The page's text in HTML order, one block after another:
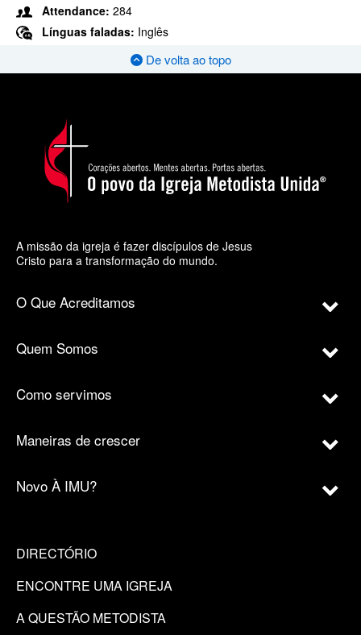
Attendance: 284
Línguas faladas: Inglês
De volta ao topo
A missão da igreja é fazer discípulos de Jesus
Cristo para a transformação do mundo.
O Que Acreditamos
Quem Somos
Como servimos
Maneiras de crescer
Novo À IMU?
DIRECTÓRIO
ENCONTRE UMA IGREJA
A QUESTÃO METODISTA